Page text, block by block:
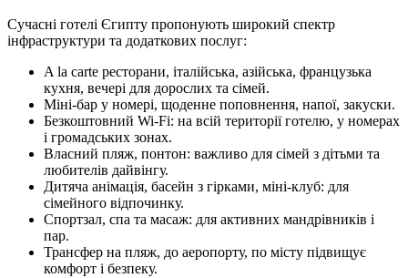
Сучасні готелі Єгипту пропонують широкий спектр
інфраструктури та додаткових послуг:
A la carte ресторани, італійська, азійська, французька
кухня, вечері для дорослих та сімей.
Міні-бар у номері, щоденне поповнення, напої, закуски.
Безкоштовний Wi-Fi: на всій території готелю, у номерах
і громадських зонах.
Власний пляж, понтон: важливо для сімей з дітьми та
любителів дайвінгу.
Дитяча анімація, басейн з гірками, міні-клуб: для
сімейного відпочинку.
Спортзал, спа та масаж: для активних мандрівників і
пар.
Трансфер на пляж, до аеропорту, по місту підвищує
комфорт і безпеку.